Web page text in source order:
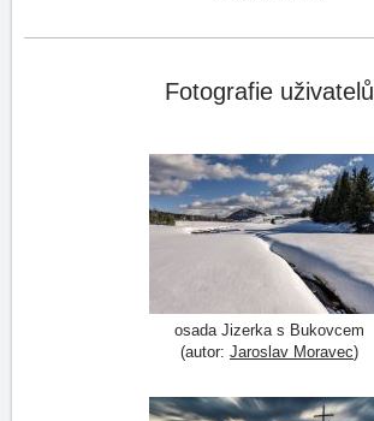
Fotografie uživatelů
osada Jizerka s Bukovcem
(autor: Jaroslav Moravec)